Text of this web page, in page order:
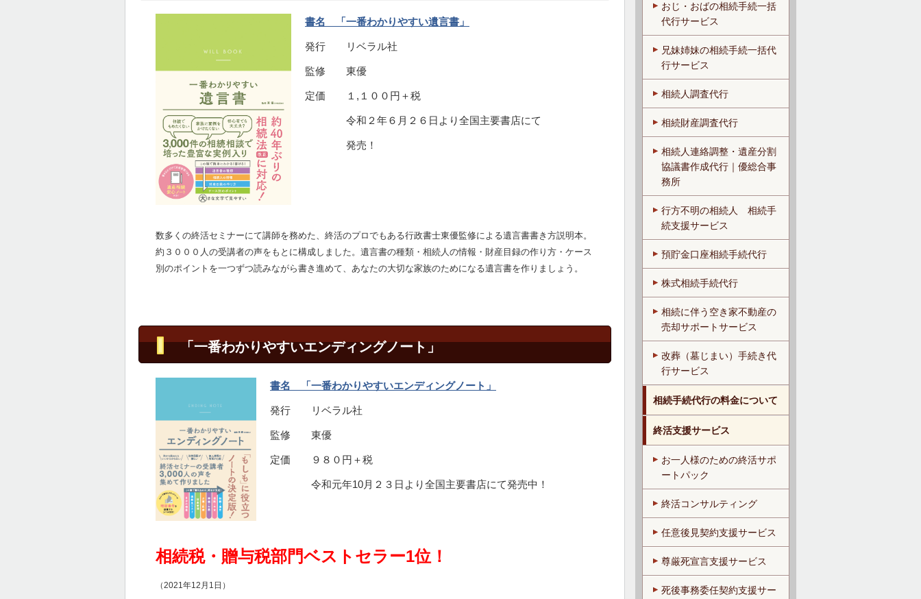
書名 「一番わかりやすい遺言書」
発行 リベラル社
監修 東優
定価 １,１００円＋税
令和２年６月２６日より全国主要書店にて
発売！
数多くの終活セミナーにて講師を務めた、終活のプロでもある行政書士東優監修による遺言書書き方説明本。
約３０００人の受講者の声をもとに構成しました。遺言書の種類・相続人の情報・財産目録の作り方・ケース
別のポイントを一つずつ読みながら書き進めて、あなたの大切な家族のためになる遺言書を作りましょう。
「一番わかりやすいエンディングノート」
書名 「一番わかりやすいエンディングノート」
発行 リベラル社
監修 東優
定価 ９８０円＋税
令和元年10月２３日より全国主要書店にて発売中！
相続税・贈与税部門ベストセラー1位！
（2021年12月1日）
おじ・おばの相続手続一括
代行サービス
兄妹姉妹の相続手続一括代
行サービス
相続人調査代行
相続財産調査代行
相続人連絡調整・遺産分割
協議書作成代行｜優総合事
務所
行方不明の相続人 相続手
続支援サービス
預貯金口座相続手続代行
株式相続手続代行
相続に伴う空き家不動産の
売却サポートサービス
改葬（墓じまい）手続き代
行サービス
相続手続代行の料金について
終活支援サービス
お一人様のための終活サポ
ートパック
終活コンサルティング
任意後見契約支援サービス
尊厳死宣言支援サービス
死後事務委任契約支援サー